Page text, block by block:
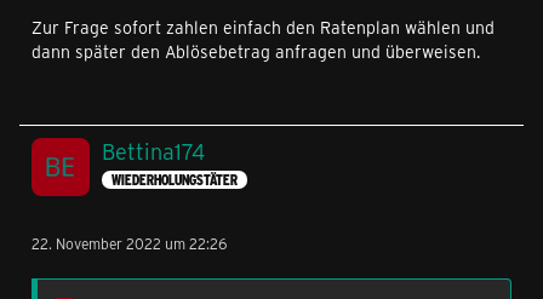
Zur Frage sofort zahlen einfach den Ratenplan wählen und
dann später den Ablösebetrag anfragen und überweisen.
Bettina174
WIEDERHOLUNGSTÄTER
22. November 2022 um 22:26